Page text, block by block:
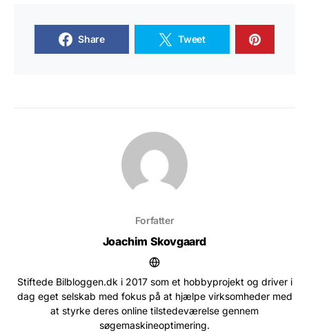
Share Tweet
Forfatter
Joachim Skovgaard
Stiftede Bilbloggen.dk i 2017 som et hobbyprojekt og driver i
dag eget selskab med fokus på at hjælpe virksomheder med
at styrke deres online tilstedeværelse gennem
søgemaskineoptimering.